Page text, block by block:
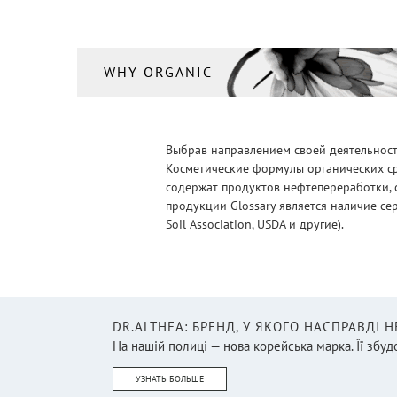
Уход за кожей вокруг глаз
Хайлайтер, румяна
Шампунь(34)
WHY ORGANIC
Выбрав направлением своей
Косметические формулы органических
содержат продуктов
продукции Glossary является наличие
Soil Association, USDA и другие).
DR.ALTHEA: БРЕНД, У ЯКОГО НАСПРАВДІ
На нашій полиці — нова корейська марка. Її
УЗНАТЬ БОЛЬШЕ